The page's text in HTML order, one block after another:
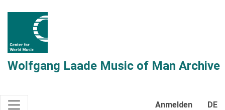
Wolfgang Laade Music of Man Archive
Anmelden DE